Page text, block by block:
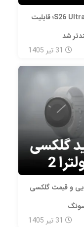
ارتقای امنیت در گلکسی S26 Ultra؛ قابلیت
31 تیر 1405
و قیمت گلکسی
31 تیر 1405